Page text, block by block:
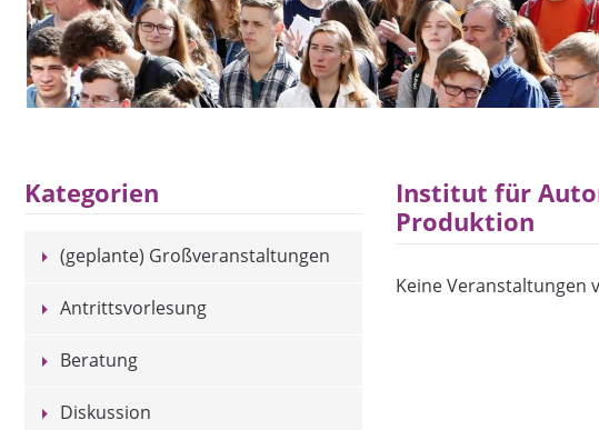
Kategorien
(geplante) Großveranstaltungen
Antrittsvorlesung
Beratung
Diskussion
Institut für
Produktion
Keine Veranstaltungen